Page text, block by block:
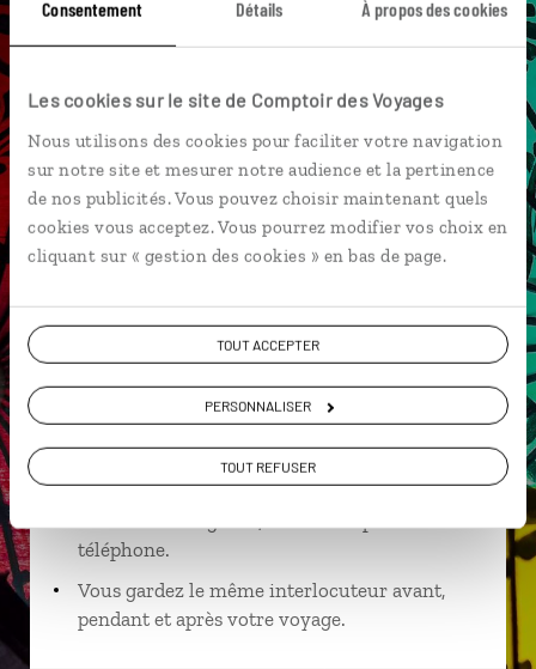
Consentement Détails À propos des cookies
Les cookies sur le site de Comptoir des Voyages
Nous utilisons des cookies pour faciliter votre navigation
sur notre site et mesurer notre audience et la pertinence
de nos publicités. Vous pouvez choisir maintenant quels
cookies vous acceptez. Vous pourrez modifier vos choix en
cliquant sur « gestion des cookies » en bas de page.
TOUT ACCEPTER
PERSONNALISER
TOUT REFUSER
Monastère de Bagaya Okkyaung
Monastère de Salay
Julia,
Suivez vos envies et demandez conseils à nos
spécialistes
Ils sauront organiser votre itinéraire au plus
près de vos envies et de la réalité du pays.
Échangez en face à face ou depuis nos studios
téléphone.
Vous gardez le même interlocuteur avant,
pendant et après votre voyage.